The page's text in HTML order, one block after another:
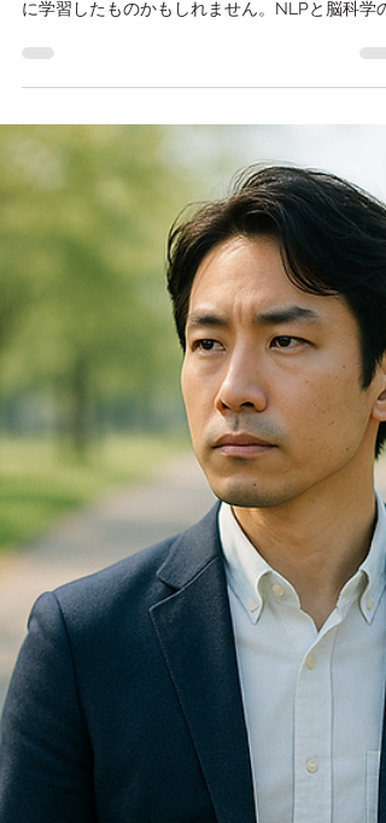
7月19日 読了時間: 6分
【男女共通】「楽勝」が口癖に
なった人から、婚活はうまく
く。
「しんどい」「めんどくさい」が口癖になってい
ませんか？その口癖、実は育った環境から無意識
に学習したものかもしれません。NLPと脳科学の
視点から、言葉を変えるだけで婚活の見え方が変
わる理由と、今日からできる言い換えの練習法を